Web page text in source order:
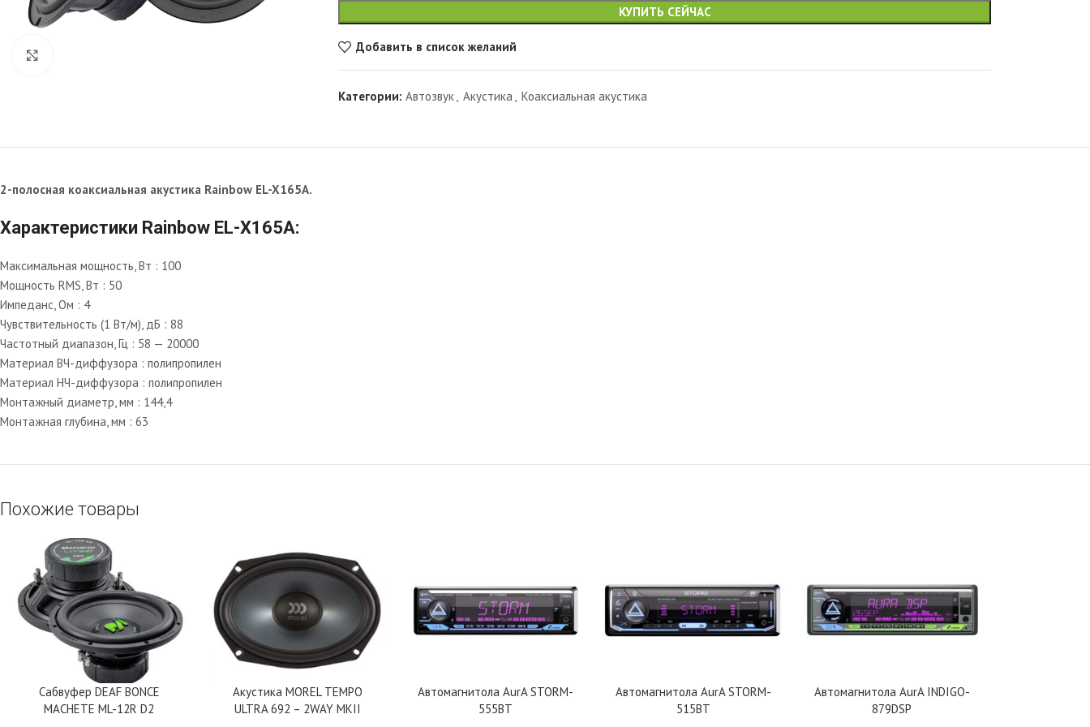
КУПИТЬ СЕЙЧАС
Добавить в список желаний
Категории: Автозвук, Акустика , Коаксиальная акустика
2-полосная коаксиальная акустика Rainbow EL-X165A.
Характеристики Rainbow EL-X165A:
Максимальная мощность, Вт : 100
Мощность RMS, Вт : 50
Импеданс, Ом : 4
Чувствительность (1 Вт/м), дБ : 88
Частотный диапазон, Гц : 58 — 20000
Материал ВЧ-диффузора : полипропилен
Материал НЧ-диффузора : полипропилен
Монтажный диаметр, мм : 144,4
Монтажная глубина, мм : 63
Похожие товары
Сабвуфер DEAF BONCE
MACHETE ML-12R D2
Акустика MOREL TEMPO
ULTRA 692 – 2WAY MKII
Автомагнитола AurA STORM-
555BT
Автомагнитола AurA STORM-
515BT
Автомагнитола AurA INDIGO-
879DSP